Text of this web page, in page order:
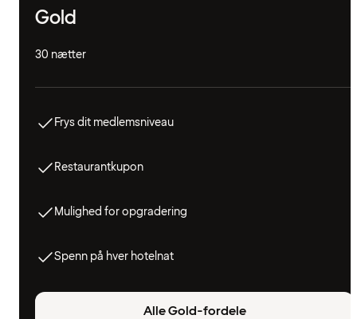
Gold
30 nætter
Frys dit medlemsniveau
Restaurantkupon
Mulighed for opgradering
Spenn på hver hotelnat
Alle Gold-fordele